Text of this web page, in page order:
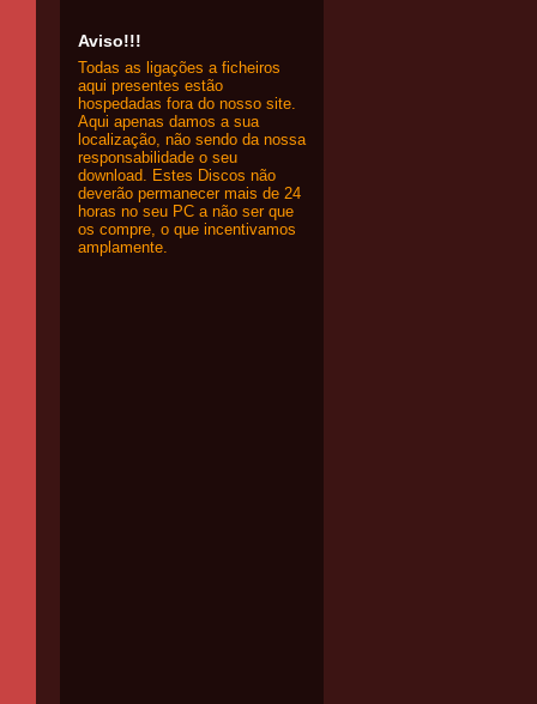
Aviso!!!
Todas as ligações a ficheiros
aqui presentes estão
hospedadas fora do nosso site.
Aqui apenas damos a sua
localização, não sendo da nossa
responsabilidade o seu
download. Estes Discos não
deverão permanecer mais de 24
horas no seu PC a não ser que
os compre, o que incentivamos
amplamente.